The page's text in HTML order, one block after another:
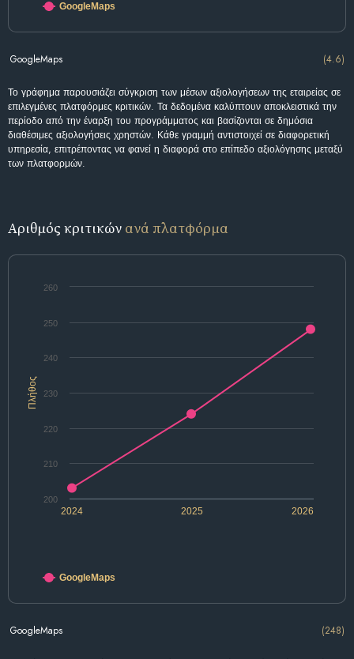
GoogleMaps
GoogleMaps (4.6)
Το γράφημα παρουσιάζει σύγκριση των μέσων αξιολογήσεων της εταιρείας σε
επιλεγμένες πλατφόρμες κριτικών. Τα δεδομένα καλύπτουν αποκλειστικά την
περίοδο από την έναρξη του προγράμματος και βασίζονται σε δημόσια
διαθέσιμες αξιολογήσεις χρηστών. Κάθε γραμμή αντιστοιχεί σε διαφορετική
υπηρεσία, επιτρέποντας να φανεί η διαφορά στο επίπεδο αξιολόγησης μεταξύ
των πλατφορμών.
Αριθμός κριτικών ανά πλατφόρμα
Πλήθος
2024 2025 2026
200
210
220
230
240
250
260
GoogleMaps
GoogleMaps (248)